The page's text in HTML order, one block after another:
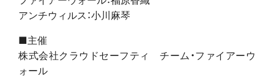
アンチウィルス：小川麻琴
■主催
株式会社クラウドセーフティ チーム・ファイアーウ
ォール